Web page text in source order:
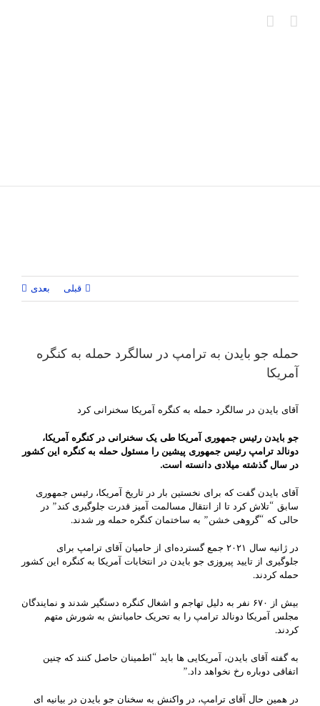
قبلی بعدی
حمله جو بایدن به ترامپ در سالگرد حمله به کنگره
آمریکا
آقای بایدن در سالگرد حمله به کنگره آمریکا سخنرانی کرد
جو بایدن رئیس جمهوری آمریکا طی یک سخنرانی در کنگره آمریکا،
دونالد ترامپ رئیس جمهوری پیشین را مسئول حمله به کنگره این کشور
در سال گذشته میلادی دانسته است.
آقای بایدن گفت که برای نخستین بار در تاریخ آمریکا، رئیس جمهوری
سابق “تلاش کرد تا از انتقال مسالمت آمیز قدرت جلوگیری کند” در
حالی که “گروهی خشن” به ساختمان کنگره حمله ور شدند.
در ژانیه سال ۲۰۲۱ جمع گسترده‌ای از حامیان آقای ترامپ برای
جلوگیری از تایید پیروزی جو بایدن در انتخابات آمریکا به کنگره این کشور
حمله کردند.
بیش از ۶۷۰ نفر به دلیل تهاجم و اشغال کنگره دستگیر شدند و نمایندگان
مجلس آمریکا دونالد ترامپ را به تحریک حامیانش به شورش متهم
کردند.
به گفته آقای بایدن، آمریکایی ها باید “اطمینان حاصل کنند که چنین
اتفاقی دوباره رخ نخواهد داد.”
در همین حال آقای ترامپ، در واکنش به سخنان جو بایدن در بیانیه ای